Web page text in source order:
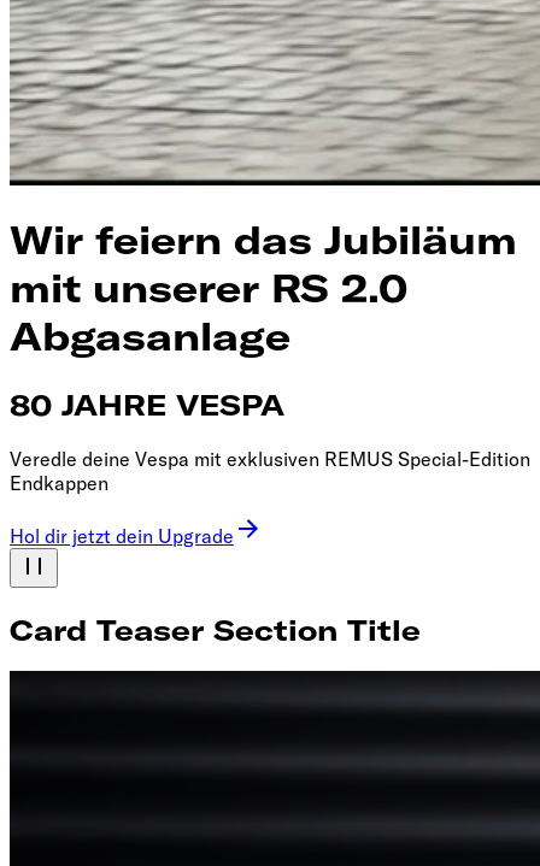
Wir feiern das Jubiläum
mit unserer RS 2.0
Abgasanlage
80 JAHRE VESPA
Veredle deine Vespa mit exklusiven REMUS Special-Edition
Endkappen
Hol dir jetzt dein Upgrade
Card Teaser Section Title